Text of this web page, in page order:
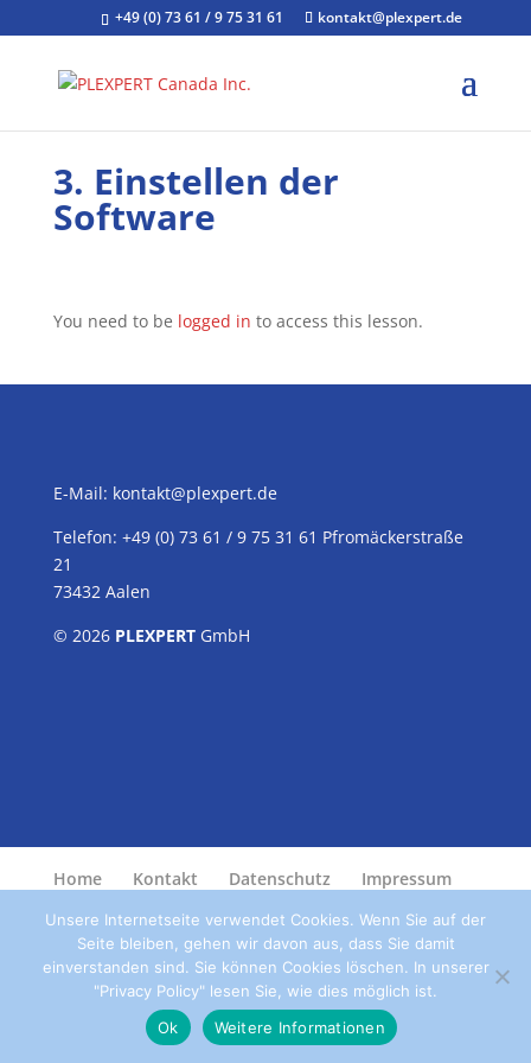
+49 (0) 73 61 / 9 75 31 61 kontakt@plexpert.de
3. Einstellen der
Software
You need to be logged in to access this lesson.
E-Mail: kontakt@plexpert.de
Telefon: +49 (0) 73 61 / 9 75 31 61 Pfromäckerstraße
21
73432 Aalen
© 2026 PLEXPERTGmbH
Home Kontakt Datenschutz Impressum
Unsere Internetseite verwendet Cookies. Wenn Sie auf der
Seite bleiben, gehen wir davon aus, dass Sie damit
einverstanden sind. Sie können Cookies löschen. In unserer
"Privacy Policy" lesen Sie, wie dies möglich ist.
Ok
Weitere Informationen